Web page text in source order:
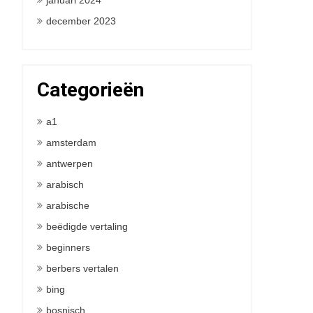
december 2023
Categorieën
a1
amsterdam
antwerpen
arabisch
arabische
beëdigde vertaling
beginners
berbers vertalen
bing
bosnisch